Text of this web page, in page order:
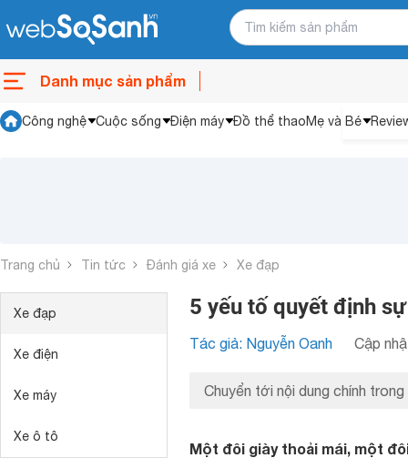
Danh mục sản phẩm
Công nghệ Cuộc sống Điện máy Đồ thể thaoMẹ và Bé
Trang chủ Tin tức Đánh giá xe Xe đạp
Xe đạp
Xe điện
Xe máy
Xe ô tô
5 yếu tố quyết định
Tác giả: Nguyễn Oanh Cập
Chuyển tới nội dung chính trong
Một đôi giày thoải mái, một